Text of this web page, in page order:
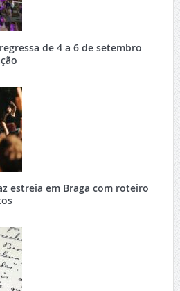
de 4 a 6 de setembro
estreia em Braga com roteiro